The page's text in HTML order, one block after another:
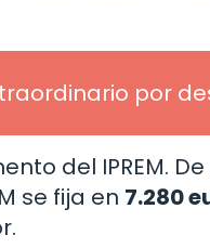
por
del IPREM.
se fija en 7.280